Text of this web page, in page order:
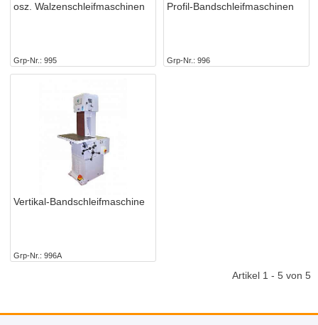
osz. Walzenschleifmaschinen
Grp-Nr. 995
Profil-Bandschleifmaschinen
Grp-Nr. 996
Vertikal-Bandschleifmaschine
Grp-Nr. 996A
Artikel 1 - 5 von 5